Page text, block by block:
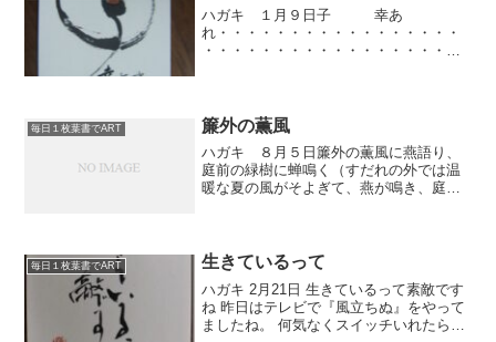
ハガキ １月９日子 幸あ
れ・・・・・・・・・・・・・・・・・
・・・・・・・・・・・・・・・・・・
ってきて、頭がぼーとしてます。今...
毎日１枚葉書でART 簾外の薫風
ハガキ ８月５日簾外の薫風に燕語り、
庭前の緑樹に蝉鳴く（すだれの外では温
暖な夏の風がそよぎて、燕が鳴き、庭前
・・・・・・・・・・・・・・・...
毎日１枚葉書でART 生きているって
ハガキ 2月21日 生きているって素敵です
ね 昨日はテレビで『風立ちぬ』をやって
ましたね。 何気なくスイッチいれたらち